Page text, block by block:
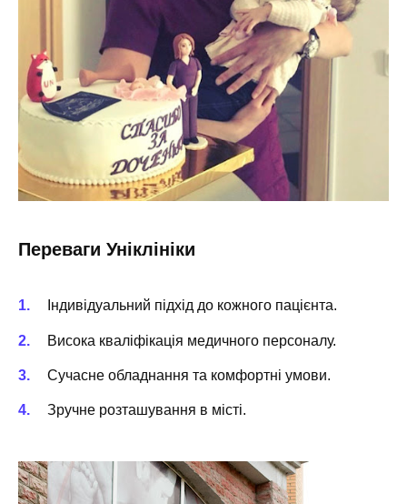
Переваги Уніклініки
Індивідуальний підхід до кожного пацієнта.
Висока кваліфікація медичного персоналу.
Сучасне обладнання та комфортні умови.
Зручне розташування в місті.